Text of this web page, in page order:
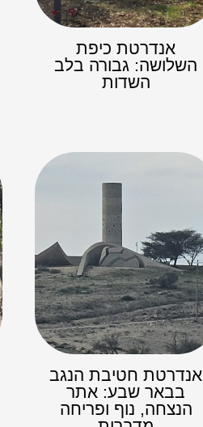
אנדרטת כיפת
השלושה: גבורה בלב
השדות
אנדרטת חטיבת הנגב
בבאר שבע: אתר
הנצחה, נוף ופריחה